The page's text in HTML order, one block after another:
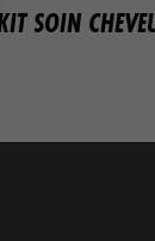
SOIN